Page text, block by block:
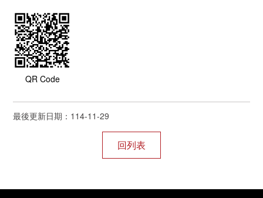
QR Code
最後更新日期：114-11-29